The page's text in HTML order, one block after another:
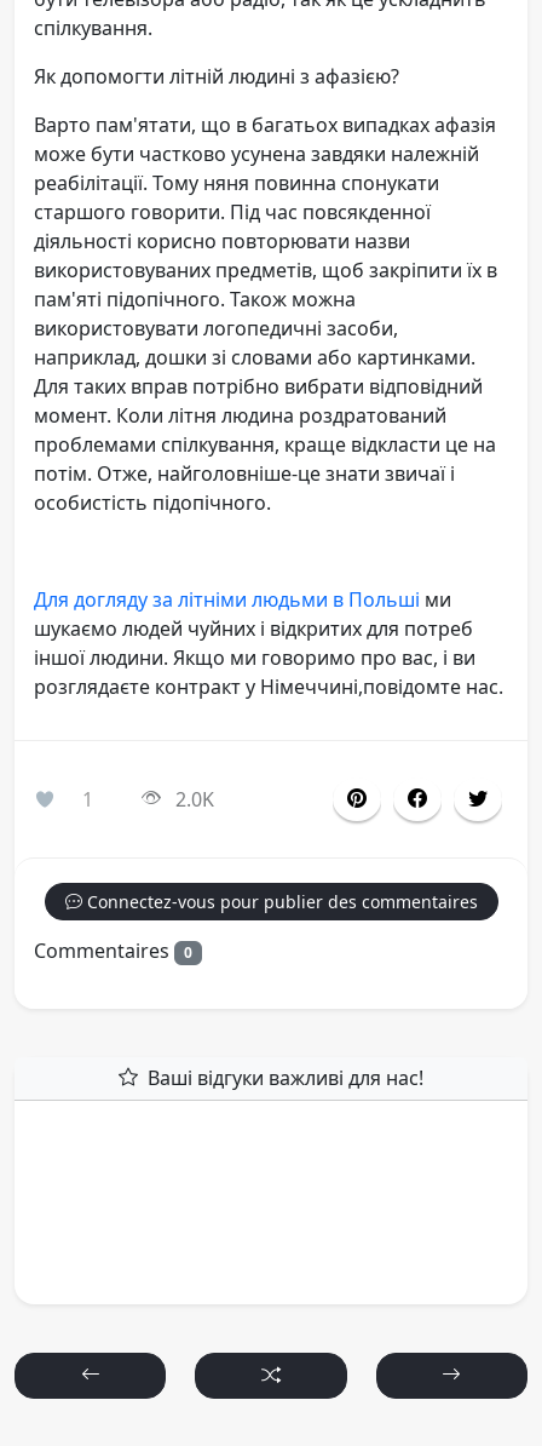
спілкування.
Як допомогти літній людині з афазією?
Варто пам'ятати, що в багатьох випадках афазія
може бути частково усунена завдяки належній
реабілітації. Тому няня повинна спонукати
старшого говорити. Під час повсякденної
діяльності корисно повторювати назви
використовуваних предметів, щоб закріпити їх в
пам'яті підопічного. Також можна
використовувати логопедичні засоби,
наприклад, дошки зі словами або картинками.
Для таких вправ потрібно вибрати відповідний
момент. Коли літня людина роздратований
проблемами спілкування, краще відкласти це на
потім. Отже, найголовніше-це знати звичаї і
особистість підопічного.
Для догляду за літніми людьми в Польші ми
шукаємо людей чуйних і відкритих для потреб
іншої людини. Якщо ми говоримо про вас, і ви
розглядаєте контракт у Німеччині,повідомте нас.
1 2.0K
Connectez-vous pour publier des commentaires
Commentaires 0
Ваші відгуки важливі для нас!